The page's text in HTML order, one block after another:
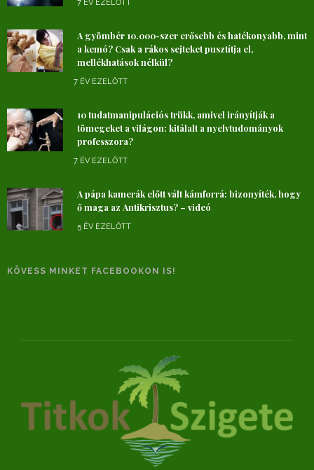
7 ÉV EZELŐTT
A gyömbér 10.000-szer erősebb és hatékonyabb, mint
a kemó? Csak a rákos sejteket pusztítja el,
mellékhatások nélkül?
7 ÉV EZELŐTT
10 tudatmanipulációs trükk, amivel irányítják a
tömegeket a világon: kitálalt a nyelvtudományok
professzora?
7 ÉV EZELŐTT
A pápa kamerák előtt vált kámforrá: bizonyíték, hogy
ő maga az Antikrisztus? – videó
5 ÉV EZELŐTT
KÖVESS MINKET FACEBOOKON IS!